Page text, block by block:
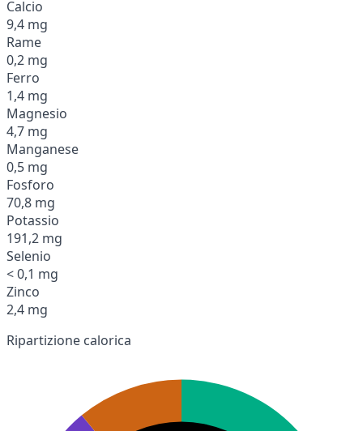
Calcio
9,4 mg
Rame
0,2 mg
Ferro
1,4 mg
Magnesio
4,7 mg
Manganese
0,5 mg
Fosforo
70,8 mg
Potassio
191,2 mg
Selenio
< 0,1 mg
Zinco
2,4 mg
Ripartizione calorica